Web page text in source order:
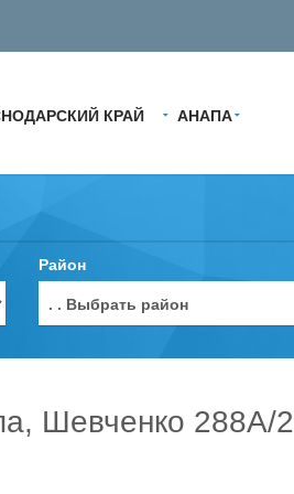
КРАЙ АНАПА
Район
. . Выбрать район
Шевченко 288А/2